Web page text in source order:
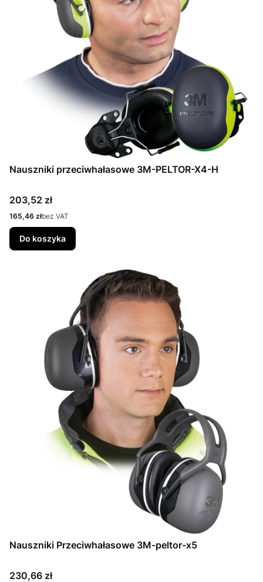
Nauszniki przeciwhałasowe 3M-PELTOR-X4-H
Cena
203,52 zł
Cena
165,46 złbez VAT
Do koszyka
Nauszniki Przeciwhałasowe 3M-peltor-x5
Cena
230,66 zł